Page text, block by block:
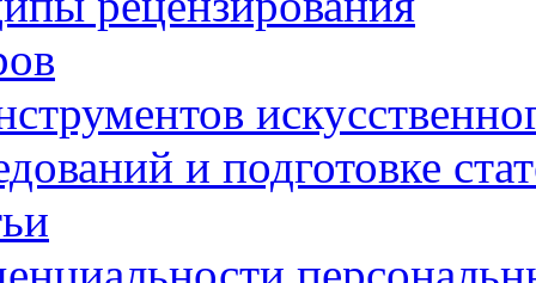
и подготовке